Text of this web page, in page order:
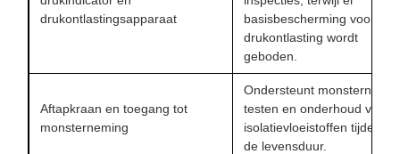
drukontlastingsapparaat
basisbescherming voor
drukontlasting wordt
geboden.
Aftapkraan en toegang tot
monsterneming
Ondersteunt monstername,
testen en onderhoud van
isolatievloeistoffen tijdens
de levensduur.